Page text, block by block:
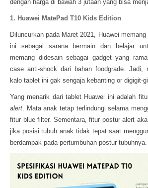
dengan harga di bawah 3 jutaan yang bisa
1. Huawei MatePad T10 Kids Edition
Diluncurkan pada Maret 2021, Huawei
ini sebagai sarana bermain dan belajar
memang didesain sebagai gadget yang
case anti-shock dari bahan foodgrade. Jadi,
kalo tablet ini gak sengaja kebanting or digigit-
Yang menarik dari tablet Huawei ini adalah
alert. Mata anak tetap terlindungi selama
fitur blue filter. Sementara, fitur postur alert
jika posisi tubuh anak tidak tepat saat
berdampak pada pertumbuhan postur